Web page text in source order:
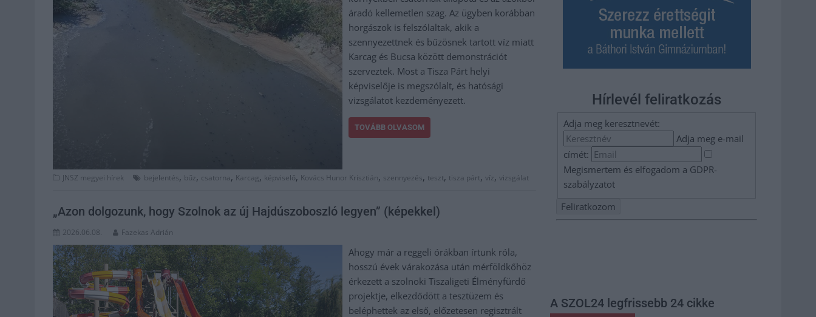
áradó kellemetlen szag. Az ügyben korábban
horgászok is felszólaltak, akik a
szennyezettnek és bűzösnek tartott víz miatt
Karcag és Bucsa között demonstrációt
szerveztek. Most a Tisza Párt helyi
képviselője is megszólalt, és hatósági
vizsgálatot kezdeményezett.
TOVÁBB OLVASOM
JNSZ megyei hírek bejelentés, bűz, csatorna, Karcag, képviselő, Kovács Hunor Krisztián, szennyezés, teszt, tisza párt, víz, vizsgálat
„Azon dolgozunk, hogy Szolnok az új Hajdúszoboszló legyen” (képekkel)
2026.06.08. Fazekas Adrián
Ahogy már a reggeli órákban írtunk róla,
hosszú évek várakozása után mérföldkőhöz
érkezett a szolnoki Tiszaligeti Élményfürdő
projektje, elkezdődött a tesztüzem és
beléphettek az első, előzetesen regisztrált
Hírlevél feliratkozás
Adja meg keresztnevét:
Adja meg e-mail
címét:
Megismertem és elfogadom a GDPR-
szabályzatot
A SZOL24 legfrissebb 24 cikke